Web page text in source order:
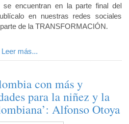
se encuentran en la parte final del
en nuestras redes sociales
de la TRANSFORMACIÓN.
Leer más...
con más y
para la niñez y la
Alfonso Otoya